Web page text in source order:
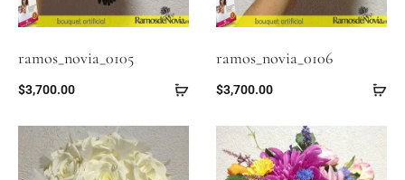
ramos_novia_0105
$3,700.00
ramos_novia_0106
$3,700.00